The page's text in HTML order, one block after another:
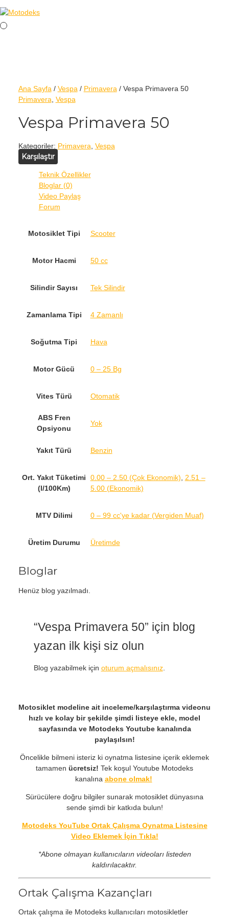
Ana Sayfa / Vespa / Primavera / Vespa Primavera 50
Primavera Vespa
Vespa Primavera 50
Kategoriler: Primavera Vespa
Karşılaştır
Teknik Özellikler
Bloglar (0)
Video Paylaş
Forum
Motosiklet Tipi Scooter
Motor Hacmi 50 cc
Silindir Sayısı Tek Silindir
Zamanlama Tipi 4 Zamanlı
Soğutma Tipi Hava
Motor Gücü 0 – 25 Bg
Vites Türü Otomatik
ABS Fren
Opsiyonu
Yok
Yakıt Türü Benzin
Ort. Yakıt Tüketimi
(l/100Km)
0.00 – 2.50 (Çok Ekonomik)
2.51 –
5.00 (Ekonomik)
MTV Dilimi 0 – 99 cc'ye kadar (Vergiden Muaf)
Üretim Durumu Üretimde
Bloglar
Henüz blog yazılmadı.
“Vespa Primavera 50” için blog
yazan ilk kişi siz olun
Blog yazabilmek için oturum açmalısınız.
Motosiklet modeline ait inceleme/karşılaştırma videonu
hızlı ve kolay bir şekilde şimdi listeye ekle, model
sayfasında ve Motodeks Youtube kanalında
paylaşılsın!
Öncelikle bilmeni isteriz ki oynatma listesine içerik eklemek
tamamen ücretsiz! Tek koşul Youtube Motodeks
kanalına abone olmak!
Sürücülere doğru bilgiler sunarak motosiklet dünyasına
sende şimdi bir katkıda bulun!
Motodeks YouTube Ortak Çalışma Oynatma Listesine
Video Eklemek İçin Tıkla!
*Abone olmayan kullanıcıların videoları listeden
kaldırılacaktır.
Ortak Çalışma Kazançları
Ortak çalışma ile Motodeks kullanıcıları motosikletler